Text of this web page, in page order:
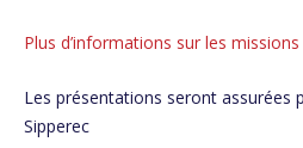
Plus d’informations sur les
Les présentations seront assurées
Sipperec